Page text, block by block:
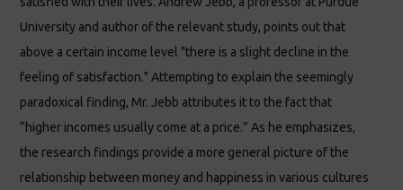
University and author of the relevant study, points out that
above a certain income level "there is a slight decline in the
feeling of satisfaction." Attempting to explain the seemingly
paradoxical finding, Mr. Jebb attributes it to the fact that
“higher incomes usually come at a price.” As he emphasizes,
the research findings provide a more general picture of the
relationship between money and happiness in various cultures